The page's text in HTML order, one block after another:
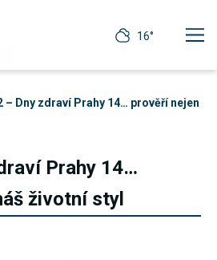
16°
– Dny zdraví Prahy 14… prověří nejen
Prahy 14…
životní styl